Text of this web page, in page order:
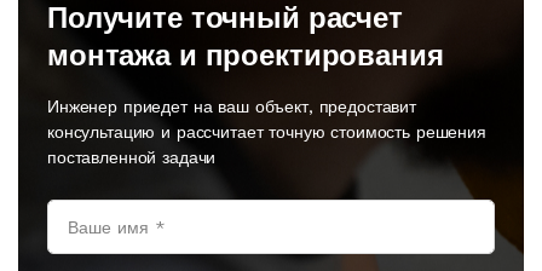
Получите точный расчет
монтажа и проектирования
Инженер приедет на ваш объект, предоставит
консультацию и рассчитает точную стоимость решения
поставленной задачи